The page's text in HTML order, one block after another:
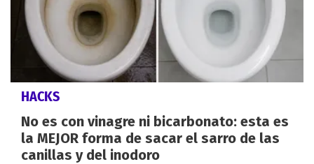
HACKS
No es con vinagre ni bicarbonato: esta es
la MEJOR forma de sacar el sarro de las
canillas y del inodoro